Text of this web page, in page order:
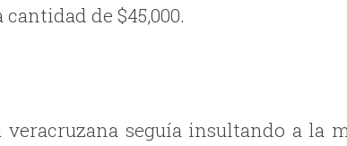
de $45,000.
veracruzana seguía insultando a la